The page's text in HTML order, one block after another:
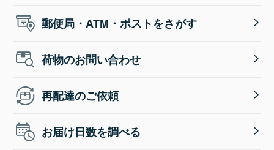
郵便局・ATM・ポストをさがす
荷物のお問い合わせ
再配達のご依頼
お届け日数を調べる